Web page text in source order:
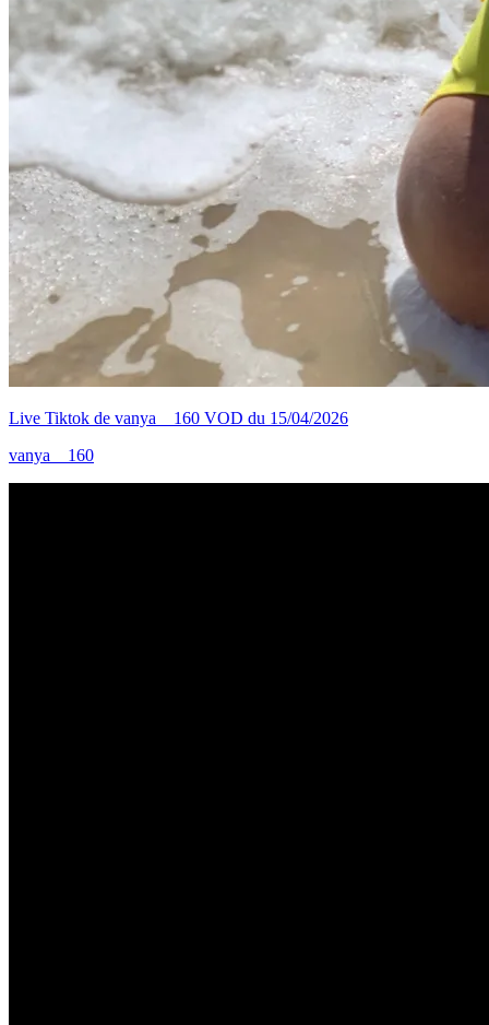
Live Tiktok de vanya__160 VOD du 15/04/2026
vanya__160